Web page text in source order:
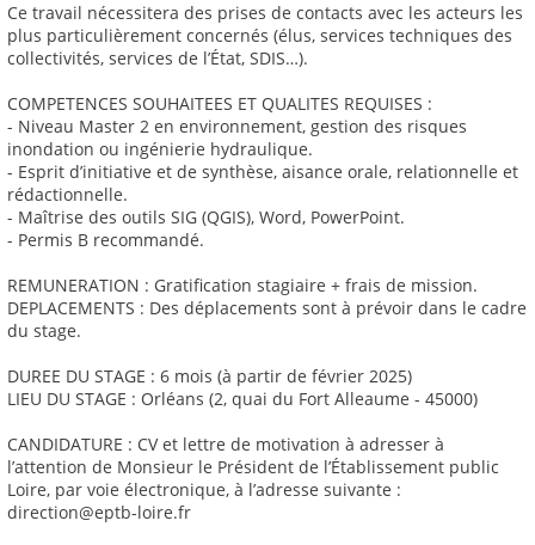
Ce travail nécessitera des prises de contacts avec les acteurs les
plus particulièrement concernés (élus, services techniques des
collectivités, services de l’État, SDIS…).
COMPETENCES SOUHAITEES ET QUALITES REQUISES :
- Niveau Master 2 en environnement, gestion des risques
inondation ou ingénierie hydraulique.
- Esprit d’initiative et de synthèse, aisance orale, relationnelle et
rédactionnelle.
- Maîtrise des outils SIG (QGIS), Word, PowerPoint.
- Permis B recommandé.
REMUNERATION : Gratification stagiaire + frais de mission.
DEPLACEMENTS : Des déplacements sont à prévoir dans le cadre
du stage.
DUREE DU STAGE : 6 mois (à partir de février 2025)
LIEU DU STAGE : Orléans (2, quai du Fort Alleaume - 45000)
CANDIDATURE : CV et lettre de motivation à adresser à
l’attention de Monsieur le Président de l’Établissement public
Loire, par voie électronique, à l’adresse suivante :
direction@eptb-loire.fr